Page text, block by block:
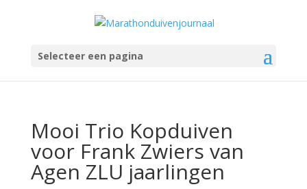
Selecteer een pagina
Mooi Trio Kopduiven
voor Frank Zwiers van
Agen ZLU jaarlingen